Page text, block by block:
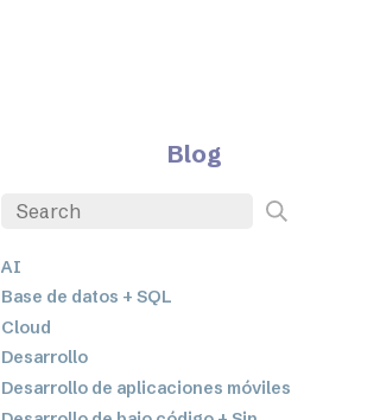
Blog
AI
Base de datos + SQL
Cloud
Desarrollo
Desarrollo de aplicaciones móviles